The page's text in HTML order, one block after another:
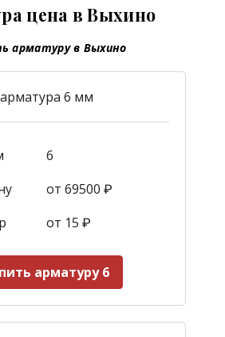
цена в Выхино
арматуру в Выхино
арматура 6 мм
6
от 69500 ₽
от 15 ₽
арматуру 6